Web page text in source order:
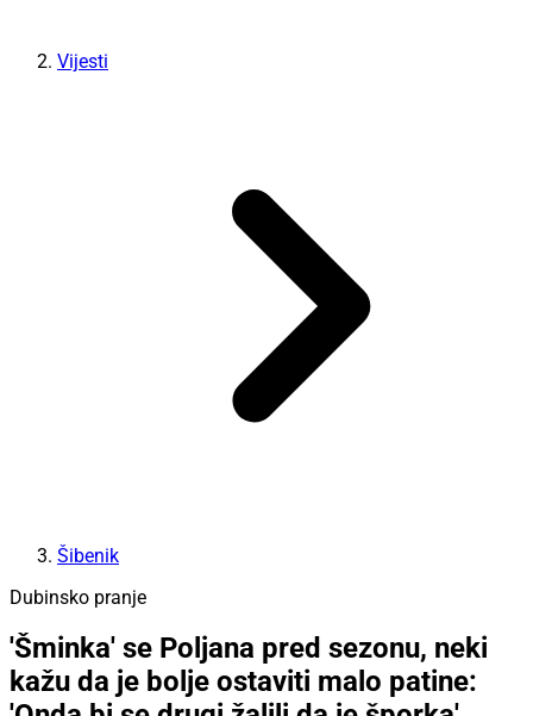
Vijesti
Šibenik
Dubinsko pranje
'Šminka' se Poljana pred sezonu, neki
kažu da je bolje ostaviti malo patine: